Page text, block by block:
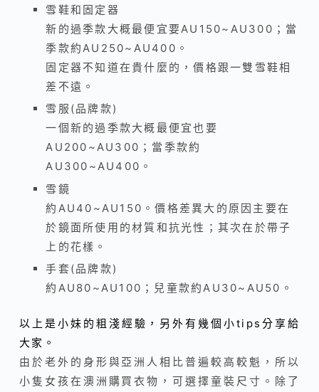
雪鞋和固定器
新的過季款大概最便宜要AU150~AU300；當
季款約AU250~AU400。
固定器不知道在貴什麼的，價格跟一雙雪鞋相
差不遠。
雪服(品牌款)
一個新的過季款大概最便宜也要
AU200~AU300；當季款約
AU300~AU400。
雪鏡
約AU40~AU150。價格差異大的原因主要在
於鏡面所使用的材質和抗光性；其次在於帶子
上的花樣。
手套(品牌款)
約AU80~AU100；兒童款約AU30~AU50。
以上是小妹的粗淺經驗，另外有幾個小tips分享給
大家。
由於老外的身形與亞洲人相比普遍較高較魁，所以
小隻女孩在澳洲購買衣物，可選擇童裝尺寸。除了